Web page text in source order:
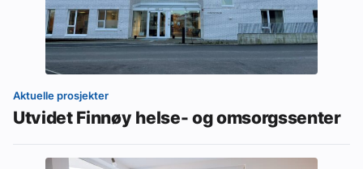
Aktuelle prosjekter
Utvidet Finnøy helse- og omsorgssenter